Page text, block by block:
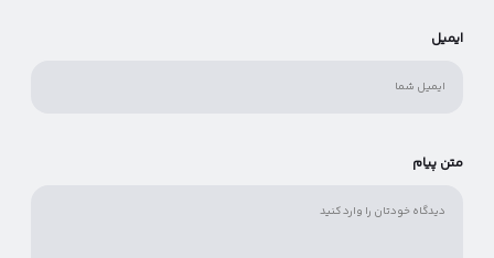
ایمیل
متن پیام